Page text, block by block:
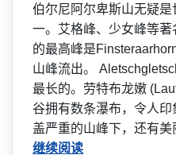
伯尔尼阿尔卑斯山无疑
一。艾格峰、少女峰等
的最高峰是
山峰流出。
最长的。劳特布龙嫩
谷拥有数条瀑布­，令人
盖严重的山峰下，还­有美
继续阅读